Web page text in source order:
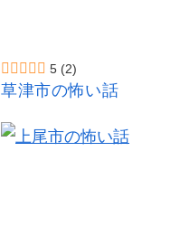
5 (2)
草津市の怖い話